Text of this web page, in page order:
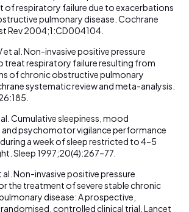
of respiratory failure due to exacerbations
pulmonary disease. Cochrane
Rev 2004;1:CD004104.
et al. Non-invasive positive pressure
treat respiratory failure resulting from
of chronic obstructive pulmonary
systematic review and meta-analysis.
al. Cumulative sleepiness, mood
psychomotor vigilance performance
a week of sleep restricted to 4–5
Sleep 1997;20(4):267–77.
al. Non-invasive positive pressure
the treatment of severe stable chronic
disease: A prospective,
controlled clinical trial. Lancet